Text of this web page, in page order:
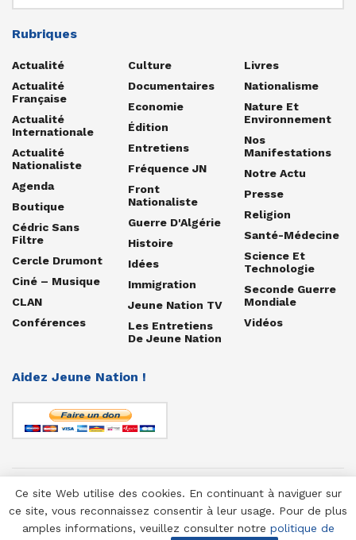
Rubriques
Actualité
Actualité
Française
Actualité
Internationale
Actualité
Nationaliste
Agenda
Boutique
Cédric Sans
Filtre
Cercle Drumont
Ciné – Musique
CLAN
Conférences
Culture
Documentaires
Economie
Édition
Entretiens
Fréquence JN
Front
Nationaliste
Guerre D'Algérie
Histoire
Idées
Immigration
Jeune Nation TV
Les Entretiens
De Jeune Nation
Livres
Nationalisme
Nature Et
Environnement
Nos
Manifestations
Notre Actu
Presse
Religion
Santé-Médecine
Science Et
Technologie
Seconde Guerre
Mondiale
Vidéos
Aidez Jeune Nation !
© 1958-2025 Jeune Nation
Ce site Web utilise des cookies. En continuant à naviguer sur
ce site, vous reconnaissez consentir à leur usage. Pour de plus
amples informations, veuillez consulter notre politique de